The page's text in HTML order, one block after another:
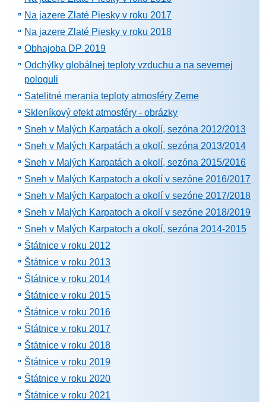
Na jazere Zlaté Piesky v roku 2017
Na jazere Zlaté Piesky v roku 2018
Obhajoba DP 2019
Odchýlky globálnej teploty vzduchu a na severnej
pologuli
Satelitné merania teploty atmosféry Zeme
Skleníkový efekt atmosféry - obrázky
Sneh v Malých Karpatách a okolí, sezóna 2012/2013
Sneh v Malých Karpatách a okolí, sezóna 2013/2014
Sneh v Malých Karpatách a okolí, sezóna 2015/2016
Sneh v Malých Karpatoch a okolí v sezóne 2016/2017
Sneh v Malých Karpatoch a okolí v sezóne 2017/2018
Sneh v Malých Karpatoch a okolí v sezóne 2018/2019
Sneh v Malých Karpatoch a okolí, sezóna 2014-2015
Štátnice v roku 2012
Štátnice v roku 2013
Štátnice v roku 2014
Štátnice v roku 2015
Štátnice v roku 2016
Štátnice v roku 2017
Štátnice v roku 2018
Štátnice v roku 2019
Štátnice v roku 2020
Štátnice v roku 2021